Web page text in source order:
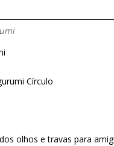
Círculo
olhos e travas para